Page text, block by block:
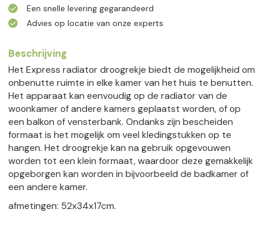
Een snelle levering gegarandeerd
Advies op locatie van onze experts
Beschrijving
Het Express radiator droogrekje biedt de mogelijkheid om
onbenutte ruimte in elke kamer van het huis te benutten.
Het apparaat kan eenvoudig op de radiator van de
woonkamer of andere kamers geplaatst worden, of op
een balkon of vensterbank. Ondanks zijn bescheiden
formaat is het mogelijk om veel kledingstukken op te
hangen. Het droogrekje kan na gebruik opgevouwen
worden tot een klein formaat, waardoor deze gemakkelijk
opgeborgen kan worden in bijvoorbeeld de badkamer of
een andere kamer.
afmetingen: 52x34x17cm.